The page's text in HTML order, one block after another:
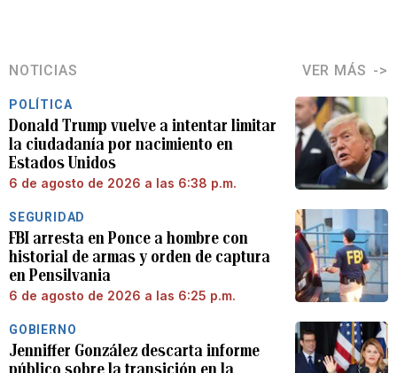
NOTICIAS VER MÁS
POLÍTICA
Donald Trump vuelve a intentar limitar
la ciudadanía por nacimiento en
Estados Unidos
6 de agosto de 2026 a las 6:38 p.m.
SEGURIDAD
FBI arresta en Ponce a hombre con
historial de armas y orden de captura
en Pensilvania
6 de agosto de 2026 a las 6:25 p.m.
GOBIERNO
Jenniffer González descarta informe
público sobre la transición en la